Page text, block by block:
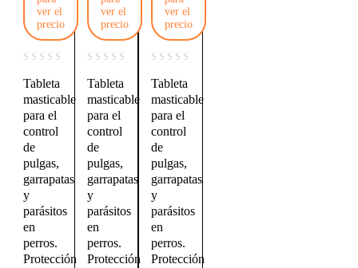
ver el
precio
Tableta
masticable
para el
control
de
pulgas,
garrapatas
y
parásitos
en
perros.
Protección
ver el
precio
Tableta
masticable
para el
control
de
pulgas,
garrapatas
y
parásitos
en
perros.
Protección
ver el
precio
Tableta
masticable
para el
control
de
pulgas,
garrapatas
y
parásitos
en
perros.
Protección